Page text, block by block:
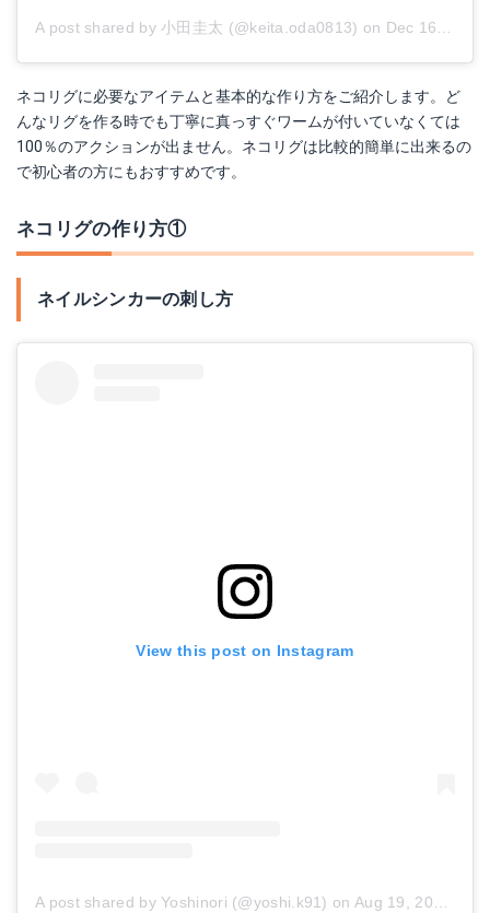
A post shared by 小田圭太 (@keita.oda0813) on Dec 16, 2017 at 3:09am PST
ネコリグに必要なアイテムと基本的な作り方をご紹介します。ど
んなリグを作る時でも丁寧に真っすぐワームが付いていなくては
100％のアクションが出ません。ネコリグは比較的簡単に出来るの
で初心者の方にもおすすめです。
ネコリグの作り方①
ネイルシンカーの刺し方
View this post on Instagram
A post shared by Yoshinori (@yoshi.k91) on Aug 19, 2015 at 9:29pm PDT